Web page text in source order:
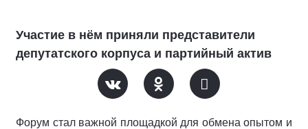
Участие в нём приняли представители
депутатского корпуса и партийный актив
Форум стал важной площадкой для обмена опытом и